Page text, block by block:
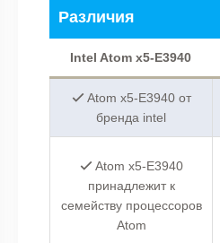
Различия
Intel Atom x5-E3940
Atom x5-E3940 от
бренда intel
Atom x5-E3940
принадлежит к
семейству процессоров
Atom